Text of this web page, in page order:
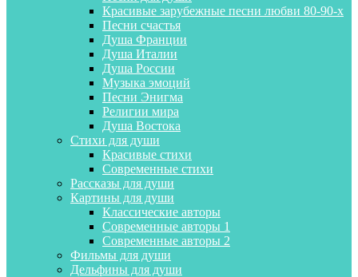
Красивые зарубежные песни любви 80-90-х
Песни счастья
Душа Франции
Душа Италии
Душа России
Музыка эмоций
Песни Энигма
Религии мира
Душа Востока
Стихи для души
Красивые стихи
Современные стихи
Рассказы для души
Картины для души
Классические авторы
Современные авторы 1
Современные авторы 2
Фильмы для души
Дельфины для души